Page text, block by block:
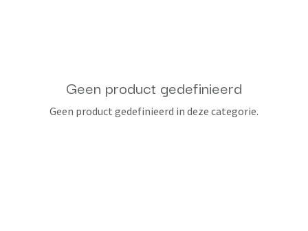
Geen product gedefinieerd
Geen product gedefinieerd in deze categorie.